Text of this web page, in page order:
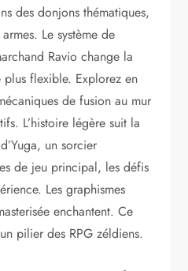
des donjons thématiques,
Le système de
Ravio change la
plus flexible. Explorez en
de fusion au mur
L’histoire légère suit la
un sorcier
de jeu principal, les défis
Les graphismes
enchantent. Ce
pilier des RPG zéldiens.